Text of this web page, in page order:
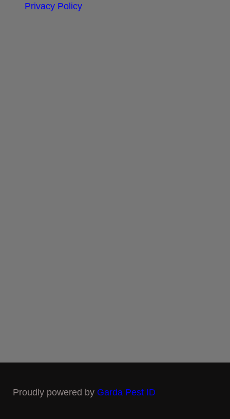
Privacy Policy
Proudly powered by Garda Pest ID